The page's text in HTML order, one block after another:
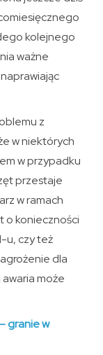
kolejnego
ważne
z
w niektórych
w przypadku
przestaje
w ramach
o konieczności
u, czy też
dla
może
granie w